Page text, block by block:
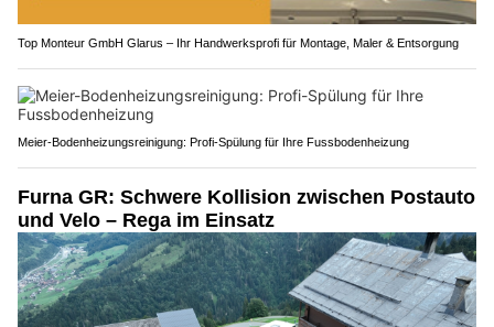
Top Monteur GmbH Glarus – Ihr Handwerksprofi für Montage, Maler & Entsorgung
Meier-Bodenheizungsreinigung: Profi-Spülung für Ihre Fussbodenheizung
Furna GR: Schwere Kollision zwischen Postauto
und Velo – Rega im Einsatz